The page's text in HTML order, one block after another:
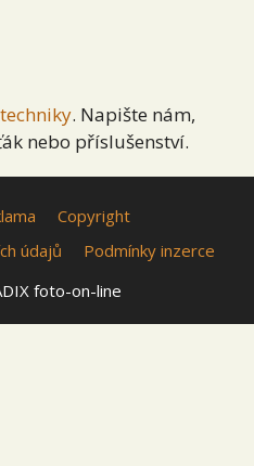
. Napište nám,
nebo příslušenství.
Copyright
údajů
Podmínky inzerce
foto-on-line